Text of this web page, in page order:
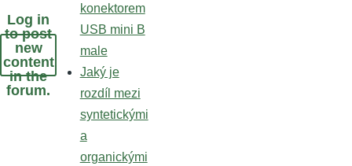
Log in
to post
new
content
in the
forum.
konektorem
USB mini B
male
Jaký je
rozdíl mezi
syntetickými
a
organickými